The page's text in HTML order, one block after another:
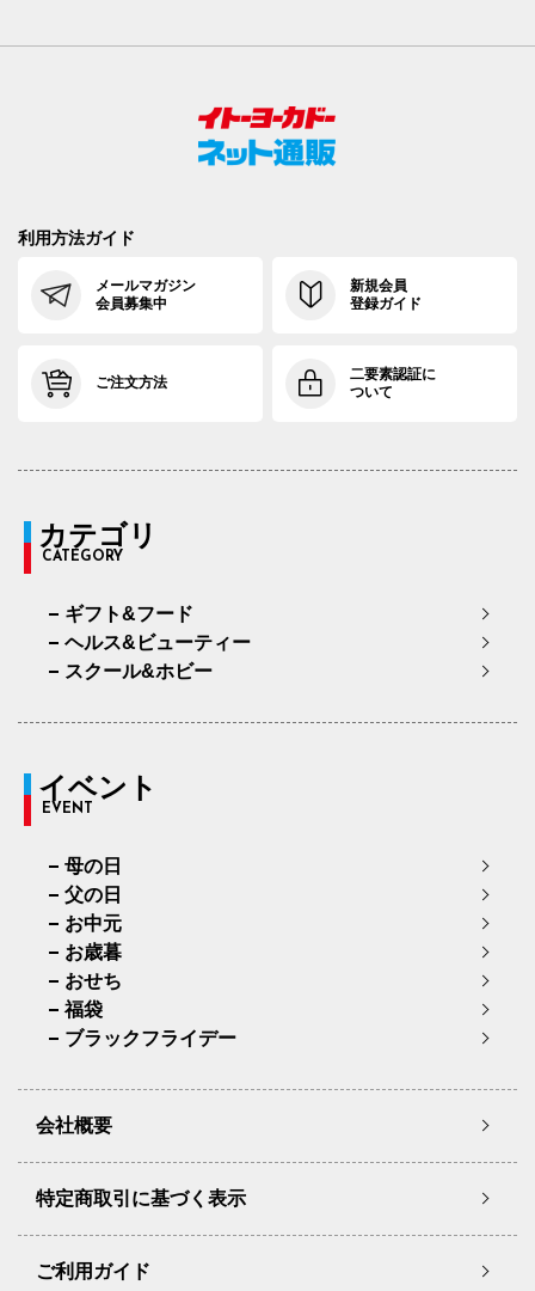
利用方法ガイド
メールマガジン
会員募集中
新規会員
登録ガイド
ご注文方法
二要素認証に
ついて
カテゴリ
CATEGORY
ギフト&フード
ヘルス&ビューティー
スクール&ホビー
イベント
EVENT
母の日
父の日
お中元
お歳暮
おせち
福袋
ブラックフライデー
会社概要
特定商取引に基づく表示
ご利用ガイド